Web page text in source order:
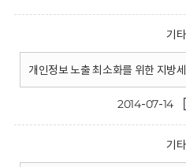
기타
개인정보 노출 최소화를 위한 지방
2014-07-14
기타